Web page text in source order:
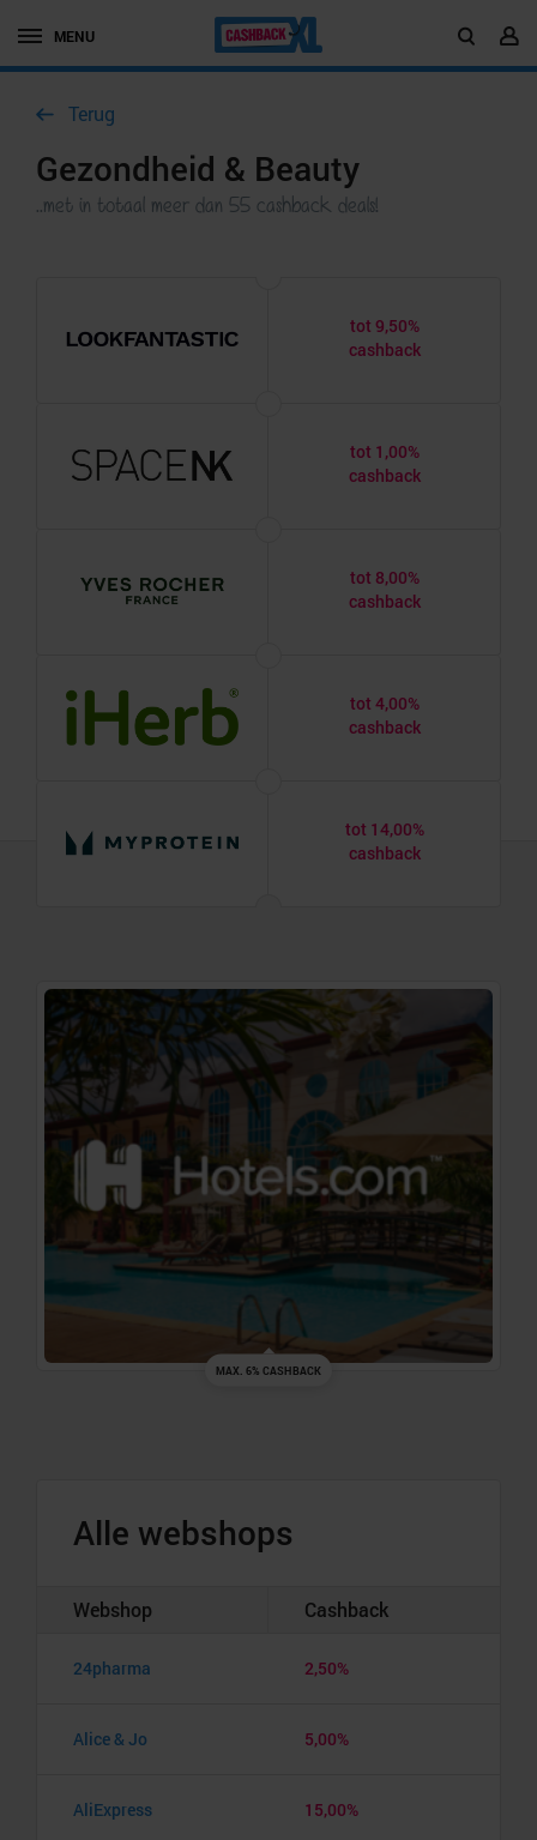
MENU
Terug
Gezondheid & Beauty
..met in totaal meer dan 55 cashback deals!
tot 9,50%
cashback
tot 1,00%
cashback
tot 8,00%
cashback
tot 4,00%
cashback
tot 14,00%
cashback
MAX. 6% CASHBACK
Alle webshops
Webshop Cashback
24pharma 2,50%
Alice & Jo 5,00%
AliExpress 15,00%